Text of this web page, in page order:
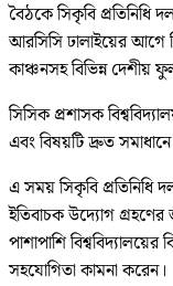
বৈঠকে সিকৃবি প্রতিনিধি
আরসিসি ঢালাইয়ের আগে
কাঞ্চনসহ বিভিন্ন দেশীয়
সিসিক প্রশাসক
এবং বিষয়টি দ্রুত
এ সময় সিকৃবি প্রতিনিধি
ইতিবাচক উদ্যোগ
পাশাপাশি
সহযোগিতা কামনা করেন।